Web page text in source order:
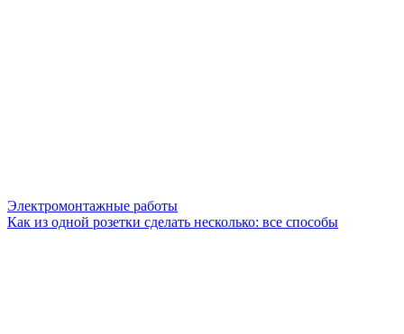
Электромонтажные работы
Как из одной розетки сделать несколько: все способы